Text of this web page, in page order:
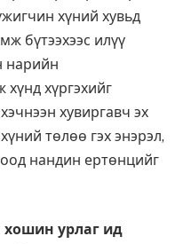
хүний хувьд
бүтээхээс илүү
нарийн
хүнд хүргэхийг
хувиргавч эх
төлөө гэх энэрэл,
нандин ертөнцийг
урлаг ид